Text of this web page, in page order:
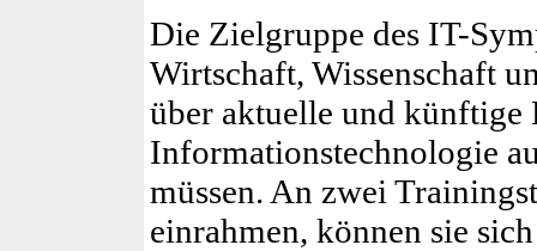
Die Zielgruppe des IT-
Wirtschaft, Wissenschaft
über aktuelle und
Informationstechnologie
müssen. An zwei
einrahmen, können sie